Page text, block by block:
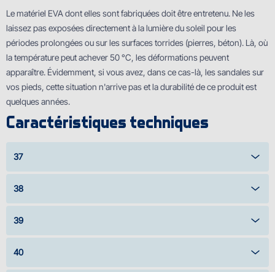
Le matériel EVA dont elles sont fabriquées doit être entretenu. Ne les
laissez pas exposées directement à la lumière du soleil pour les
périodes prolongées ou sur les surfaces torrides (pierres, béton). Là, où
la température peut achever 50 °C, les déformations peuvent
apparaître. Évidemment, si vous avez, dans ce cas-là, les sandales sur
vos pieds, cette situation n'arrive pas et la durabilité de ce produit est
quelques années.
Caractéristiques techniques
37
38
39
40